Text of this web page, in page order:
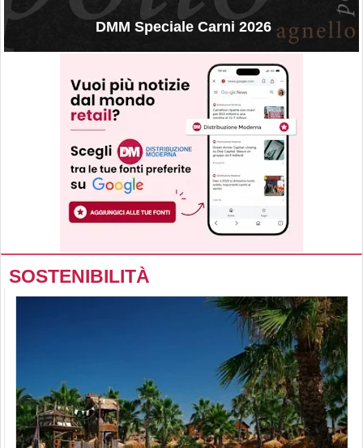
DMM Speciale Carni 2026
SOSTENIBILITÀ